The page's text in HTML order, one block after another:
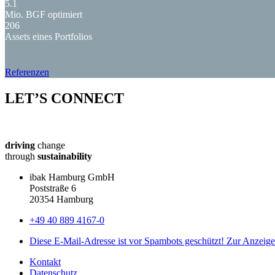
5.1
Mio. BGF optimiert
206
Assets eines Portfolios
Referenzen
LET’S CONNECT
driving change
through sustainability
ibak Hamburg GmbH
Poststraße 6
20354 Hamburg
+49 40 889 4167-0
Diese E-Mail-Adresse ist vor Spambots geschützt! Zur
Kontakt
Datenschutz